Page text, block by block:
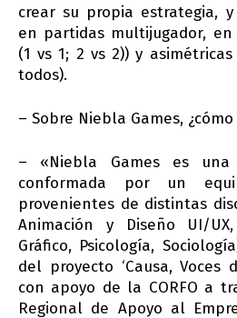
crear su propia estrategia,
en partidas multijugador,
(1 vs 1; 2 vs 2)) y
todos).
– Sobre Niebla Games,
– «Niebla Games es una
conformada por un
provenientes de distintas
Animación y Diseño UI/
Gráfico, Psicología,
del proyecto ‘Causa, Voces
con apoyo de la CORFO a
Regional de Apoyo al